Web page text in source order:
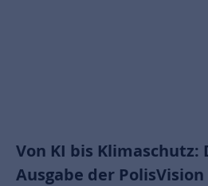
Von KI bis Klimaschutz:
Ausgabe der